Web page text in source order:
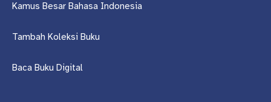
Kamus Besar Bahasa Indonesia
Tambah Koleksi Buku
Baca Buku Digital